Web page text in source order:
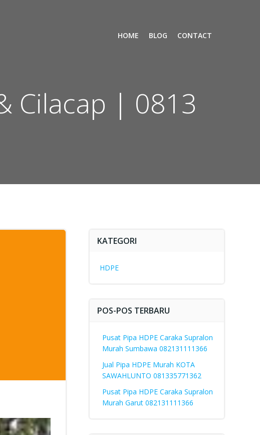
HOME BLOG CONTACT
Cilacap | 0813
KATEGORI
HDPE
POS-POS TERBARU
Pusat Pipa HDPE Caraka Supralon
Murah Sumbawa 082131111366
Jual Pipa HDPE Murah KOTA
SAWAHLUNTO 081335771362
Pusat Pipa HDPE Caraka Supralon
Murah Garut 082131111366